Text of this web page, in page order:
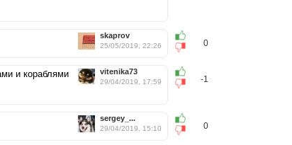
0
skaprov
25/05/2019, 22:26
-1
vitenika73
29/04/2019, 17:59
и кораблями
0
sergey_...
29/04/2019, 15:10